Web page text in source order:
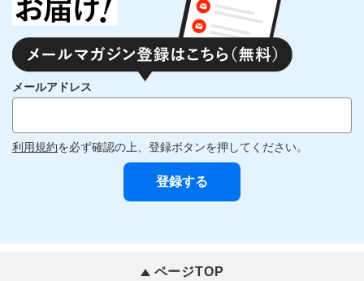
メールアドレス
利用規約を必ず確認の上、登録ボタンを押してください。
ページTOP